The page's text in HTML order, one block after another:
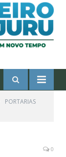
PORTARIAS
0